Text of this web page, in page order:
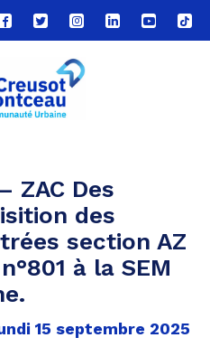
Lien
vers
compte
Facebook
Lien
vers
compte
Twitter
Lien
vers
le
compte
Lien
vers
Lien
vers
Lien
vers
ZAC Des
des
section AZ
à la SEM
15 septembre 2025